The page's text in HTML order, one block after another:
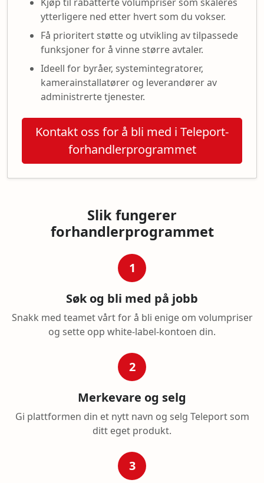
ytterligere ned etter hvert som du vokser.
Få prioritert støtte og utvikling av tilpassede
funksjoner for å vinne større avtaler.
Ideell for byråer, systemintegratorer,
kamerainstallatører og leverandører av
administrerte tjenester.
Kontakt oss for å bli med i Teleport-
forhandlerprogrammet
Slik fungerer
forhandlerprogrammet
1
Søk og bli med på jobb
Snakk med teamet vårt for å bli enige om volumpriser
og sette opp white-label-kontoen din.
2
Merkevare og selg
Gi plattformen din et nytt navn og selg Teleport som
ditt eget produkt.
3